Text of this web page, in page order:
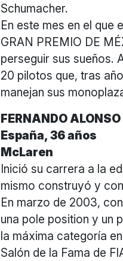
Schumacher.
En este mes en el que
GRAN PREMIO DE
perseguir sus sueños.
20 pilotos que, tras
manejan sus
FERNANDO ALONSO
España, 36 años
McLaren
Inició su carrera a la
mismo construyó y
En marzo de 2003,
una pole position y un
la máxima categoría
Salón de la Fama de